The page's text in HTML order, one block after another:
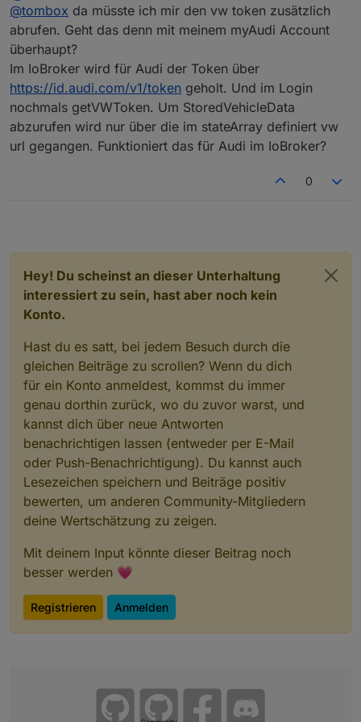
wiedergibt. Für mich die Wichtigste.
Die Url, die ich aufrufe scheint die richtige zu sein (ist
eigentlich genau die alte vom AudiAPI Interface). Ich
bekomme allerdings vom Service die Meldung:
(401) Nicht autorisiert, Token not valid
Das wundert mich. Der access_token funktioniert für
alle anderen Aufrufe wie Vehicle und User.
Den access_token übergebe ich im Header über:
"Authorization", "Bearer {access_token}"
"X-ClientId", "77869e21-e30a-4a92-b016-
48ab7d3db1d8",
"X-App-Version", "3.14.0",
"X-App-Name", "myAudi",
"scope", "G_SVDATA",
"Authorization", "Bearer {access_token}",
"Accept-charset", "UTF-8",
einfache simpleapi.
Offline
@tombox da müsste ich mir den vw token zusätzlich
abrufen. Geht das denn mit meinem myAudi Account
überhaupt?
Im IoBroker wird für Audi der Token über
https://id.audi.com/v1/token geholt. Und im Login
nochmals getVWToken. Um StoredVehicleData
abzurufen wird nur über die im stateArray definiert vw
url gegangen. Funktioniert das für Audi im IoBroker?
0
Hey! Du scheinst an dieser Unterhaltung
interessiert zu sein, hast aber noch kein
Konto.
Hast du es satt, bei jedem Besuch durch die
gleichen Beiträge zu scrollen? Wenn du dich
für ein Konto anmeldest, kommst du immer
genau dorthin zurück, wo du zuvor warst, und
kannst dich über neue Antworten
benachrichtigen lassen (entweder per E-Mail
oder Push-Benachrichtigung). Du kannst auch
Lesezeichen speichern und Beiträge positiv
bewerten, um anderen Community-Mitgliedern
deine Wertschätzung zu zeigen.
Mit deinem Input könnte dieser Beitrag noch
besser werden 💗
Registrieren Anmelden